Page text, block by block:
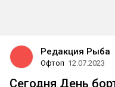
Редакция Рыба
Офтоп 12.07.2023
Сегодня День